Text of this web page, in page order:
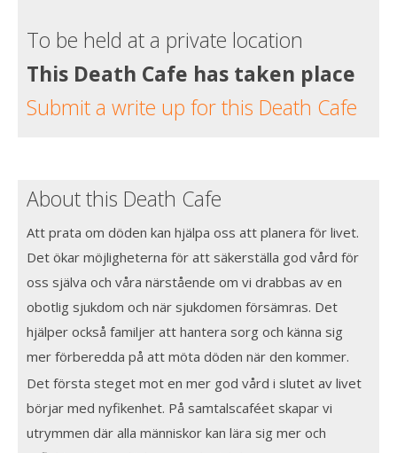
To be held at a private location
This Death Cafe has taken place
Submit a write up for this Death Cafe
About this Death Cafe
Att prata om döden kan hjälpa oss att planera för livet.
Det ökar möjligheterna för att säkerställa god vård för
oss själva och våra närstående om vi drabbas av en
obotlig sjukdom och när sjukdomen försämras. Det
hjälper också familjer att hantera sorg och känna sig
mer förberedda på att möta döden när den kommer.
Det första steget mot en mer god vård i slutet av livet
börjar med nyfikenhet. På samtalscaféet skapar vi
utrymmen där alla människor kan lära sig mer och